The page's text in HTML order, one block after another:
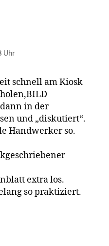
Uhr
schnell am Kiosk
in der
und „diskutiert“.
Handwerker so.
extra los.
so praktiziert.